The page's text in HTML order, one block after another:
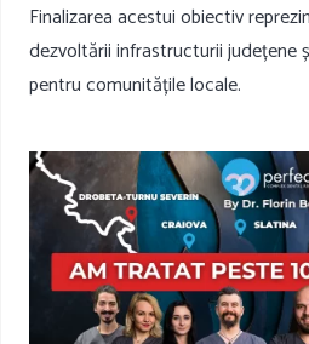
Finalizarea acestui obiectiv
dezvoltării infrastructurii județene
pentru comunitățile locale.